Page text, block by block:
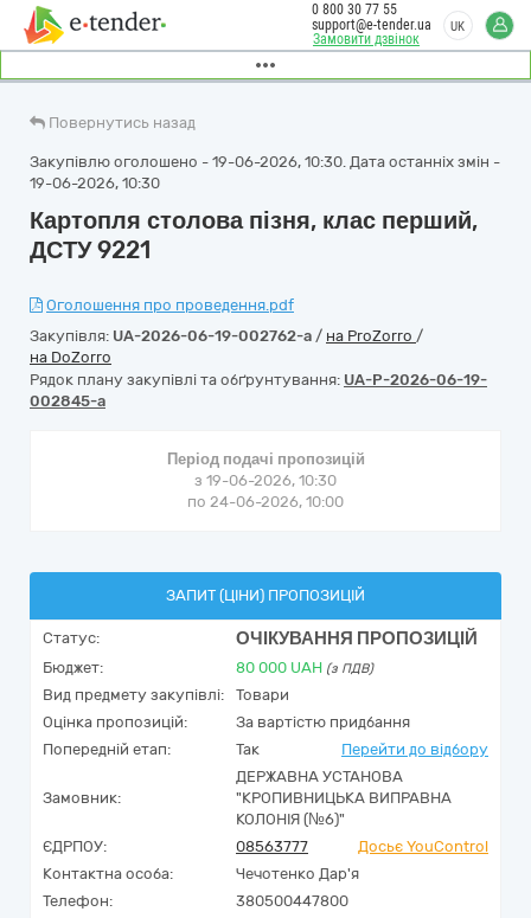
Замовити дзвінок
0 800 30 77 55
support@e-tender.ua
UK
Повернутись назад
Закупівлю оголошено - 19-06-2026, 10:30. Дата останніх змін -
19-06-2026, 10:30
Картопля столова пізня, клас перший,
ДСТУ 9221
Оголошення про проведення.pdf
Закупівля: UA-2026-06-19-002762-a / на ProZorro /
на DoZorro
Рядок плану закупівлі та обґрунтування: UA-P-2026-06-19-
002845-a
Період подачі пропозицій
з 19-06-2026, 10:30
по 24-06-2026, 10:00
ЗАПИТ (ЦІНИ) ПРОПОЗИЦІЙ
Статус: ОЧІКУВАННЯ ПРОПОЗИЦІЙ
Бюджет: 80 000 UAH (з ПДВ)
Вид предмету закупівлі:
Товари
Оцінка пропозицій:
За вартістю придбання
Попередній етап:
Так Перейти до відбору
Замовник:
ДЕРЖАВНА УСТАНОВА
"КРОПИВНИЦЬКА ВИПРАВНА
КОЛОНІЯ (№6)"
ЄДРПОУ:
08563777
Досьє YouControl
Контактна особа:
Чечотенко Дар'я
Телефон:
380500447800